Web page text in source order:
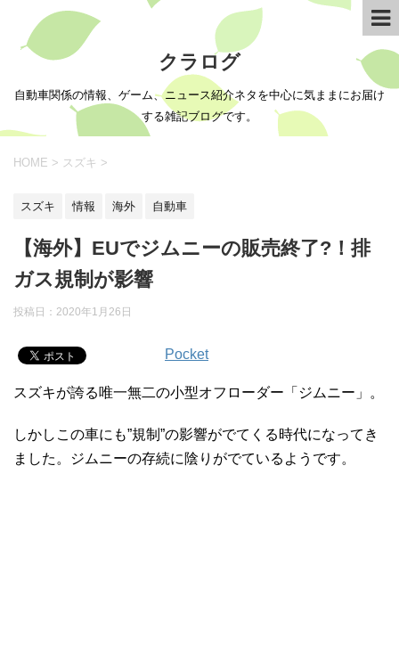
クラログ
自動車関係の情報、ゲーム、ニュース紹介ネタを中心に気ままにお届け
する雑記ブログです。
HOME > スズキ >
スズキ 情報 海外 自動車
【海外】EUでジムニーの販売終了?！排
ガス規制が影響
投稿日： 2020年1月26日
Pocket
スズキが誇る唯一無二の小型オフローダー「ジムニー」。
しかしこの車にも”規制”の影響がでてくる時代になってき
ました。ジムニーの存続に陰りがでているようです。